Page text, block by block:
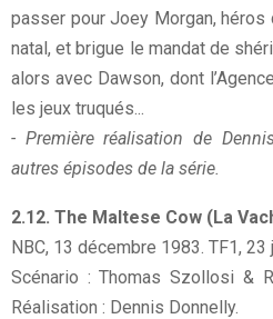
passer pour Joey Morgan, héros
natal, et brigue le mandat de
alors avec Dawson, dont
les jeux truqués...
- Première réalisation de
autres épisodes de la série.
2.12. The Maltese Cow (La
NBC, 13 décembre 1983. TF1, 23
Scénario : Thomas Szollosi &
Réalisation : Dennis Donnelly.